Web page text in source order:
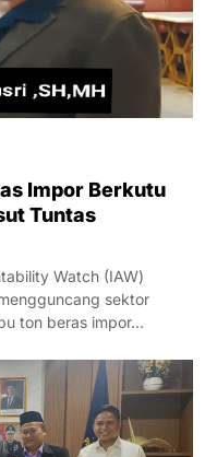
Impor Berkutu
Tuntas
Watch (IAW)
sektor
ton beras impor…